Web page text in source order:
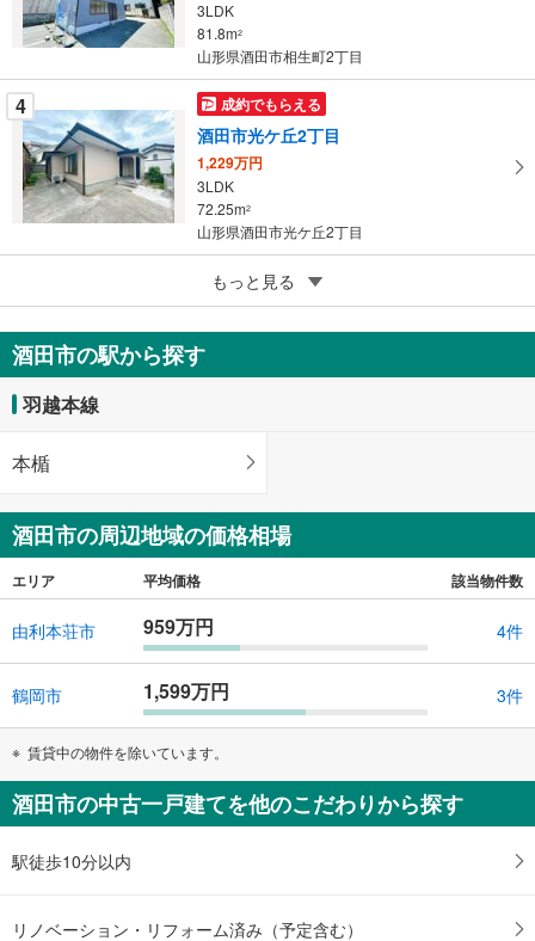
る
3LDK
81.8m2
山形県酒田市相生町2丁目
4 成約でもらえる
酒田市光ケ丘2丁目
1,229万円
3LDK
72.25m2
山形県酒田市光ケ丘2丁目
成約でもらえる
酒田市富士見町3丁目
2,479万円
5LDK
202.05m
もっと見る
酒田市の駅から探す
羽越本線
本楯
酒田市の周辺地域の価格相場
エリア 平均価格 該当物件数
由利本荘市 959万円 4件
鶴岡市 1,599万円 3件
賃貸中の物件を除いています。
酒田市の中古一戸建てを他のこだわりから探す
駅徒歩10分以内
リノベーション・リフォーム済み（予定含む）